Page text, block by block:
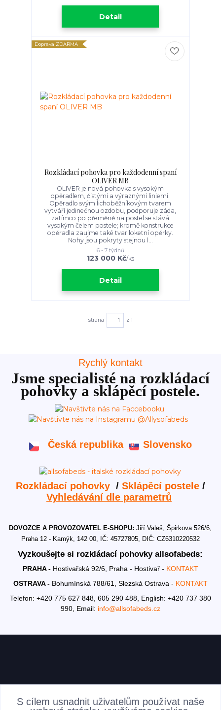
Detail
Doprava ZDARMA
Rozkládací pohovka pro každodenní spaní
OLIVER MB
OLIVER je nová pohovka s vysokým
opěradlem, čistými a výraznými liniemi.
Opěradlo svým lichoběžníkovým tvarem
vytváří jedinečnou ozdobu, podporuje záda,
zatímco po přeměně na postel se stává
vysokým čelem postele; kromě konstrukce
opěradla zaujme také tvar loketní opěrky.
Nohy jsou pokryty stejnou l...
123 000 Kč/ks
6 - 7 týdnů
Detail
strana z 1
Rychlý kontakt
Jsme specialisté na rozkládací
pohovky a sklápěcí postele.
Česká republika Slovensko
Rozkládací pohovky / Sklápěcí postele/
Vyhledávání dle parametrů
DOVOZCE A PROVOZOVATEL E-SHOPU:Jiří Valeš, Špirkova 526/6,
Praha 12 - Kamýk, 142 00, IČ: 45727805, DIČ: CZ6310220532
Vyzkoušejte si rozkládací pohovky allsofabeds:
PRAHA - Hostivařská 92/6, Praha - Hostivař - KONTAKT
OSTRAVA - Bohumínská 788/61, Slezská Ostrava - KONTAKT
Telefon: +420 775 627 848, 605 290 488, English: +420 737 380
990, Email: info@allsofabeds.cz
AKTUALITY
S cílem usnadnit uživatelům používat naše